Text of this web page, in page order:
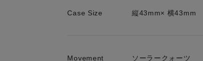
Case Size 縦43mm× 横43mm
Movement ソーラークォーツ